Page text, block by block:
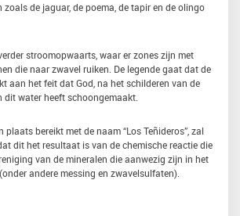
zoals de jaguar, de poema, de tapir en de olingo
stroomopwaarts, waar er zones zijn met
die naar zwavel ruiken. De legende gaat dat de
aan het feit dat God, na het schilderen van de
dit water heeft schoongemaakt.
plaats bereikt met de naam “Los Teñideros”, zal
dit het resultaat is van de chemische reactie die
van de mineralen die aanwezig zijn in het
andere messing en zwavelsulfaten).